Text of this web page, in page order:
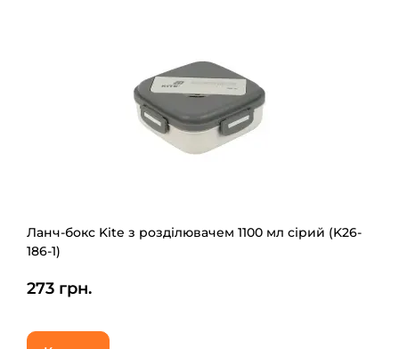
Ланч-бокс Kite з розділювачем 1100 мл сірий (K26-
186-1)
273 грн.